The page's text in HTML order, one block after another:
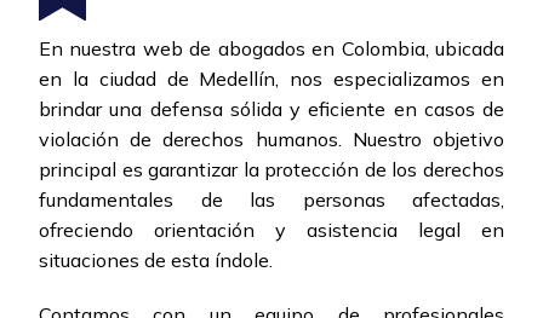
En nuestra web de abogados en Colombia, ubicada
en la ciudad de Medellín, nos especializamos en
brindar una defensa sólida y eficiente en casos de
violación de derechos humanos. Nuestro objetivo
principal es garantizar la protección de los derechos
fundamentales de las personas afectadas,
ofreciendo orientación y asistencia legal en
situaciones de esta índole.